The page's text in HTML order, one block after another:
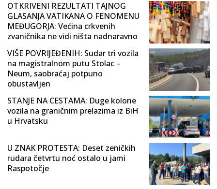
OTKRIVENI REZULTATI TAJNOG
GLASANJA VATIKANA O FENOMENU
MEĐUGORJA: Većina crkvenih
zvaničnika ne vidi ništa nadnaravno
VIŠE POVRIJEĐENIH: Sudar tri vozila
na magistralnom putu Stolac –
Neum, saobraćaj potpuno
obustavljen
STANJE NA CESTAMA: Duge kolone
vozila na graničnim prelazima iz BiH
u Hrvatsku
U ZNAK PROTESTA: Deset zeničkih
rudara četvrtu noć ostalo u jami
Raspotočje